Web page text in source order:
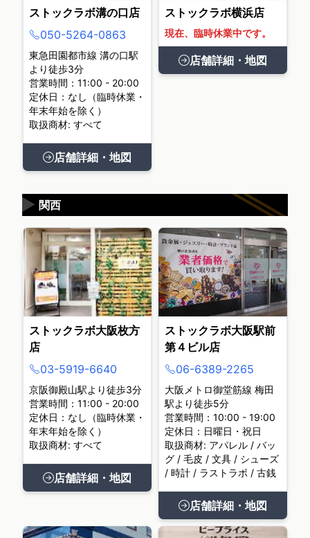
ストックラボ溝の口店
050-5264-0863
東急田園都市線 溝の口駅
より徒歩3分
営業時間：11:00 - 20:00
定休日：なし（臨時休業・
年末年始を除く）
取扱商材: すべて
店舗詳細・地図
ストックラボ横浜店
現在、臨時休業中です。
店舗詳細・地図
関西
▶
ストックラボ大阪枚方
店
03-5919-6640
京阪御殿山駅より徒歩3分
営業時間：11:00 - 20:00
定休日：なし（臨時休業・
年末年始を除く）
取扱商材: すべて
店舗詳細・地図
ストックラボ大阪駅前
第４ビル店
06-6389-2265
大阪メトロ御堂筋線 梅田
駅より徒歩5分
営業時間：10:00 - 19:00
定休日：日曜日・祝日
取扱商材: アパレル / バッ
グ / 毛皮 / 文具 / シューズ
/ 時計 / ラストラボ / 古銭
店舗詳細・地図